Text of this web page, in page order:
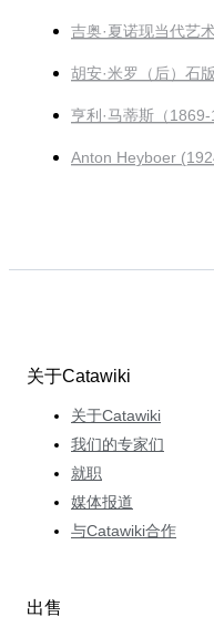
吉奥·夏诺现当代艺
胡安·米罗（后）石
亨利·马蒂斯（
Anton Heyboer
关于Catawiki
关于Catawiki
我们的专家们
就职
媒体报道
与Catawiki合作
出售